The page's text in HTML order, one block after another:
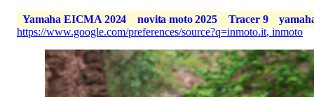
Yamaha EICMA 2024
novita moto 2025 Tracer 9
https://www.google.com/preferences/source?q=inmoto.it,inmoto